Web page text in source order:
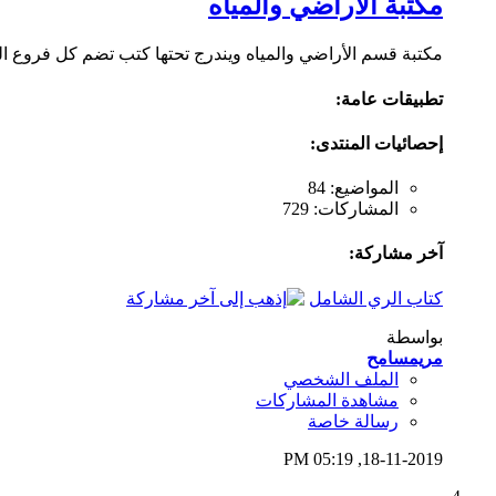
مكتبة الأراضي والمياه
مكتبة قسم الأراضي والمياه ويندرج تحتها كتب تضم كل فروع
تطبيقات عامة:
إحصائيات المنتدى:
المواضيع: 84
المشاركات: 729
آخر مشاركة:
كتاب الري الشامل
بواسطة
مريمسامح
الملف الشخصي
مشاهدة المشاركات
رسالة خاصة
18-11-2019,
05:19 PM